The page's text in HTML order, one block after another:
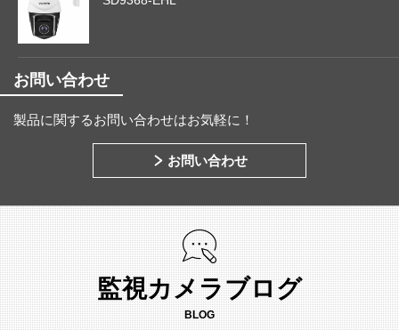
お問い合わせ
製品に関するお問い合わせはお気軽に！
お問い合わせ
監視カメラブログ
BLOG